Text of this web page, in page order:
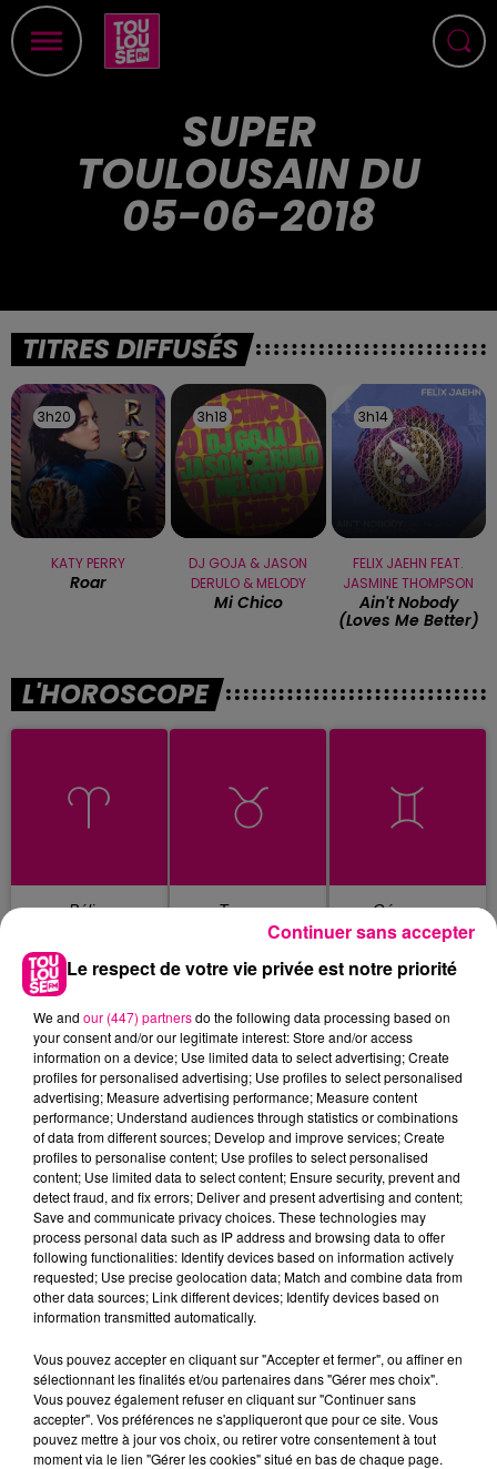
SUPER
TOULOUSAIN DU
05-06-2018
TITRES DIFFUSÉS
3h20
3h20
KATY PERRY
Roar
3h18
3h18
DJ GOJA & JASON
DERULO & MELODY
Mi Chico
3h14
3h14
FELIX JAEHN FEAT.
JASMINE THOMPSON
Ain't Nobody
(loves Me Better)
L'HOROSCOPE
Bélier Taureau Gémeaux
Cancer Lion Vierge
Balance Scorpion Sagittaire
Le respect de votre vie privée est notre priorité
We and our (447) partnersdo the following data processing based on
your consent and/or our legitimate interest: Store and/or access
information on a device; Use limited data to select advertising; Create
profiles for personalised advertising; Use profiles to select personalised
advertising; Measure advertising performance; Measure content
performance; Understand audiences through statistics or combinations
of data from different sources; Develop and improve services; Create
profiles to personalise content; Use profiles to select personalised
content; Use limited data to select content; Ensure security, prevent and
detect fraud, and fix errors; Deliver and present advertising and content;
Save and communicate privacy choices. These technologies may
process personal data such as IP address and browsing data to offer
following functionalities: Identify devices based on information actively
requested; Use precise geolocation data; Match and combine data from
other data sources; Link different devices; Identify devices based on
information transmitted automatically.
Vous pouvez accepter en cliquant sur "Accepter et fermer", ou affiner en
sélectionnant les finalités et/ou partenaires dans "Gérer mes choix".
Vous pouvez également refuser en cliquant sur "Continuer sans
accepter". Vos préférences ne s'appliqueront que pour ce site. Vous
pouvez mettre à jour vos choix, ou retirer votre consentement à tout
moment via le lien "Gérer les cookies" situé en bas de chaque page.
Continuer sans accepter